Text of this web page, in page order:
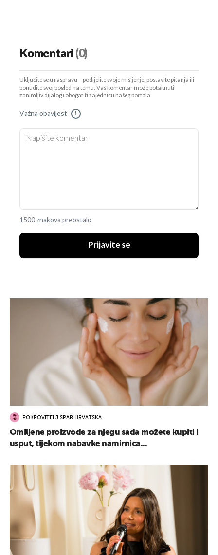
Komentari(0)
Uključite se u raspravu – podijelite svoje mišljenje, postavite pitanja ili
ponudite svoj pogled na temu. Vaš komentar može potaknuti
zanimljiv dijalog i obogatiti zajednicu našeg portala.
Važna obavijest !
1500 znakova preostalo
Prijavite se
POKROVITELJ SPAR HRVATSKA
Omiljene proizvode za njegu sada možete kupiti i
usput, tijekom nabavke namirnica...